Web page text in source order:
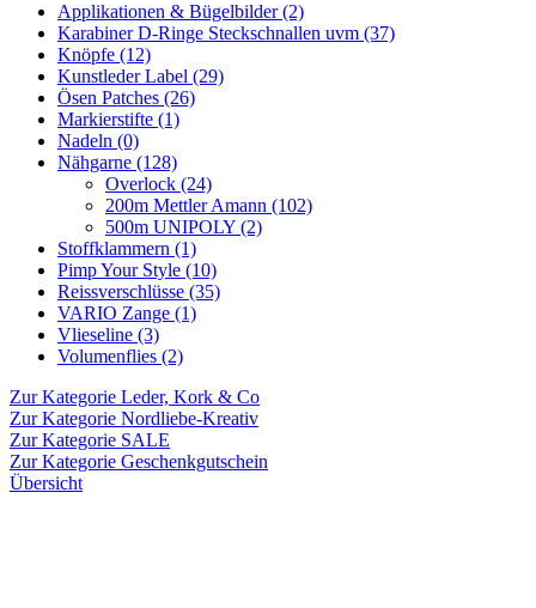
Applikationen & Bügelbilder (2)
Karabiner D-Ringe Steckschnallen uvm (37)
Knöpfe (12)
Kunstleder Label (29)
Ösen Patches (26)
Markierstifte (1)
Nadeln (0)
Nähgarne (128)
Overlock (24)
200m Mettler Amann (102)
500m UNIPOLY (2)
Stoffklammern (1)
Pimp Your Style (10)
Reissverschlüsse (35)
VARIO Zange (1)
Vlieseline (3)
Volumenflies (2)
Zur Kategorie Leder, Kork & Co
Zur Kategorie Nordliebe-Kreativ
Zur Kategorie SALE
Zur Kategorie Geschenkgutschein
Übersicht